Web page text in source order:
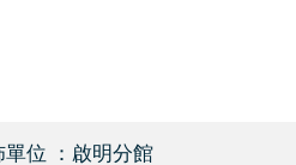
單位 ：啟明分館